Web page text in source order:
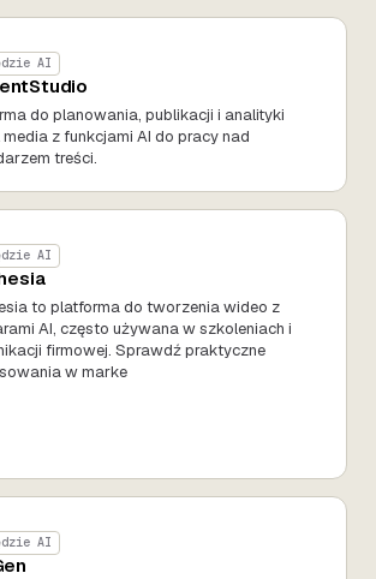
AI
do planowania, publikacji i analityki
z funkcjami AI do pracy nad
treści.
AI
to platforma do tworzenia wideo z
AI, często używana w szkoleniach i
firmowej. Sprawdź praktyczne
w marke
AI